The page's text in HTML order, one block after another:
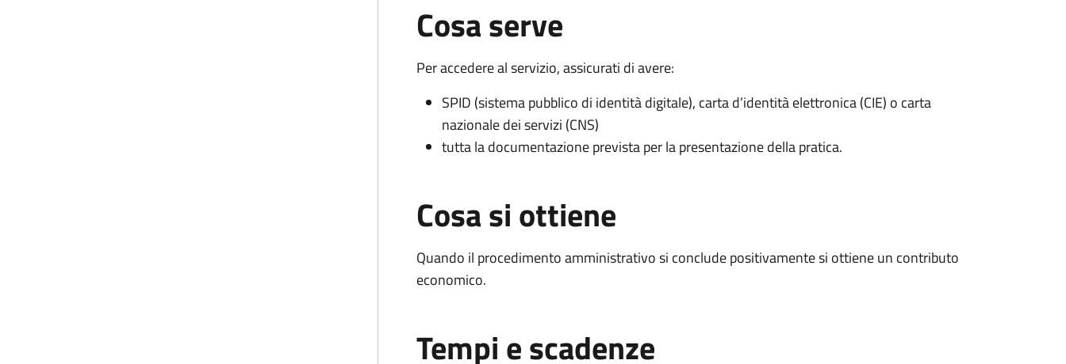
Cosa serve
Per accedere al servizio, assicurati di avere:
SPID (sistema pubblico di identità digitale), carta d’identità elettronica (CIE) o carta
nazionale dei servizi (CNS)
tutta la documentazione prevista per la presentazione della pratica.
Cosa si ottiene
Quando il procedimento amministrativo si conclude positivamente si ottiene un contributo
economico.
Tempi e scadenze